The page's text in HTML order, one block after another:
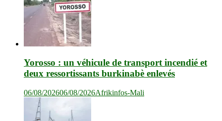
Yorosso : un véhicule de transport incendié et
deux ressortissants burkinabè enlevés
06/08/202606/08/2026Afrikinfos-Mali